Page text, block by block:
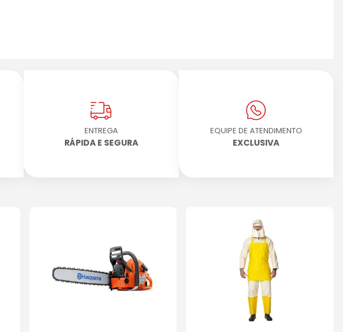
ENTREGA
RÁPIDA E SEGURA
EQUIPE DE ATENDIMENTO
EXCLUSIVA